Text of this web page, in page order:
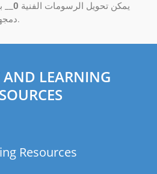
يمكن تحويل الرسومات الفنية 0
دمجها مباشرة في مواقع الويب.
AND LEARNING
Resources